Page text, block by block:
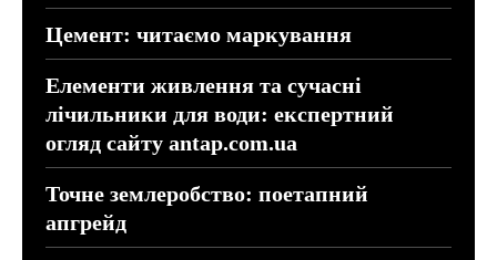
Цемент: читаємо маркування
Елементи живлення та сучасні
лічильники для води: експертний
огляд сайту antap.com.ua
Точне землеробство: поетапний
апгрейд